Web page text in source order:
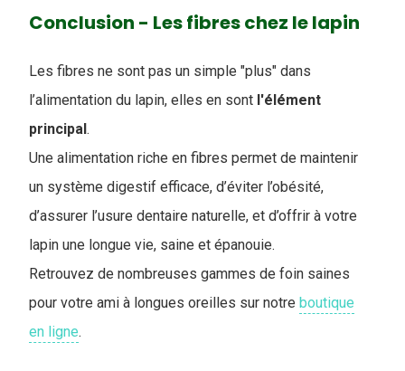
Conclusion - Les fibres chez le lapin
Les fibres ne sont pas un simple "plus" dans
l’alimentation du lapin, elles en sont l'élément
principal.
Une alimentation riche en fibres permet de maintenir
un système digestif efficace, d’éviter l’obésité,
d’assurer l’usure dentaire naturelle, et d’offrir à votre
lapin une longue vie, saine et épanouie.
Retrouvez de nombreuses gammes de foin saines
pour votre ami à longues oreilles sur notre boutique
en ligne.